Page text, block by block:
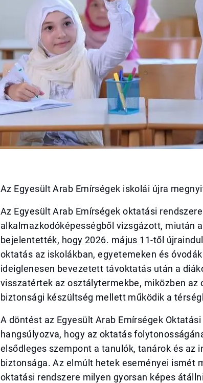
Az Egyesült Arab Emírségek iskolái újra
Az Egyesült Arab Emírségek oktatási
alkalmazkodóképességből vizsgázott, miután
bejelentették, hogy 2026. május 11-től
oktatás az iskolákban, egyetemeken és
ideiglenesen bevezetett távoktatás után a
visszatértek az osztálytermekbe, miközben az
biztonsági készültség mellett működik a
A döntést az Egyesült Arab Emírségek
hangsúlyozva, hogy az oktatás
elsődleges szempont a tanulók, tanárok és az
biztonsága. Az elmúlt hetek eseményei ismét
oktatási rendszere milyen gyorsan képes